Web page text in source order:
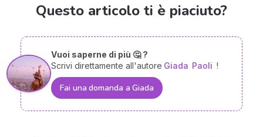
Questo articolo ti è piaciuto?
Vuoi saperne di più 🤔 ?
Scrivi direttamente all'autore Giada Paoli !
Fai una domanda a Giada